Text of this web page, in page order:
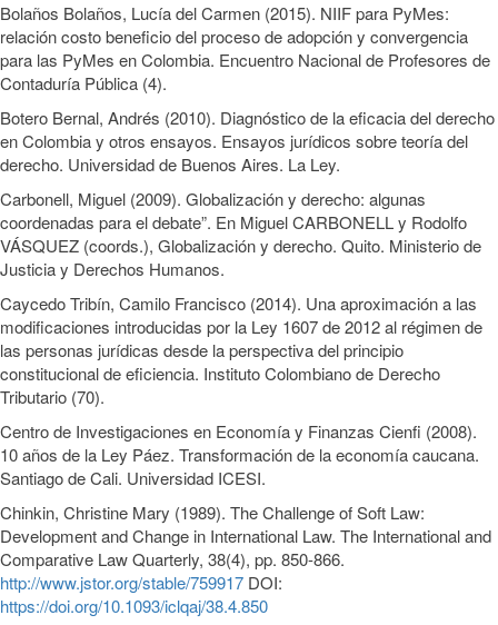
Bolaños Bolaños, Lucía del Carmen (2015). NIIF para PyMes:
relación costo beneficio del proceso de adopción y convergencia
para las PyMes en Colombia. Encuentro Nacional de Profesores de
Contaduría Pública (4).
Botero Bernal, Andrés (2010). Diagnóstico de la eficacia del derecho
en Colombia y otros ensayos. Ensayos jurídicos sobre teoría del
derecho. Universidad de Buenos Aires. La Ley.
Carbonell, Miguel (2009). Globalización y derecho: algunas
coordenadas para el debate”. En Miguel CARBONELL y Rodolfo
VÁSQUEZ (coords.), Globalización y derecho. Quito. Ministerio de
Justicia y Derechos Humanos.
Caycedo Tribín, Camilo Francisco (2014). Una aproximación a las
modificaciones introducidas por la Ley 1607 de 2012 al régimen de
las personas jurídicas desde la perspectiva del principio
constitucional de eficiencia. Instituto Colombiano de Derecho
Tributario (70).
Centro de Investigaciones en Economía y Finanzas Cienfi (2008).
10 años de la Ley Páez. Transformación de la economía caucana.
Santiago de Cali. Universidad ICESI.
Chinkin, Christine Mary (1989). The Challenge of Soft Law:
Development and Change in International Law. The International and
Comparative Law Quarterly, 38(4), pp. 850-866.
http://www.jstor.org/stable/759917 DOI:
https://doi.org/10.1093/iclqaj/38.4.850